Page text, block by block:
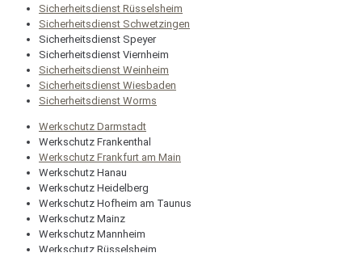
Sicherheitsdienst Rüsselsheim
Sicherheitsdienst Schwetzingen
Sicherheitsdienst Speyer
Sicherheitsdienst Viernheim
Sicherheitsdienst Weinheim
Sicherheitsdienst Wiesbaden
Sicherheitsdienst Worms
Werkschutz Darmstadt
Werkschutz Frankenthal
Werkschutz Frankfurt am Main
Werkschutz Hanau
Werkschutz Heidelberg
Werkschutz Hofheim am Taunus
Werkschutz Mainz
Werkschutz Mannheim
Werkschutz Rüsselsheim